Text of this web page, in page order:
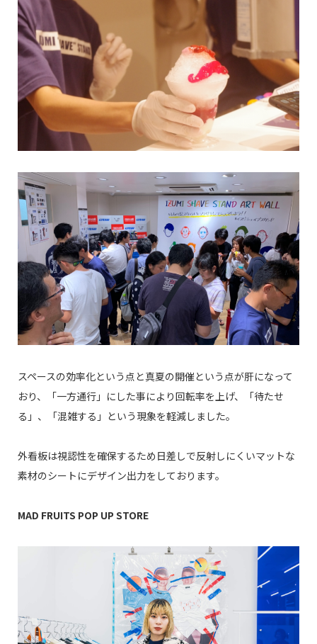
スペースの効率化という点と真夏の開催という点が肝になって
おり、「一方通行」にした事により回転率を上げ、「待たせ
る」、「混雑する」という現象を軽減しました。
外看板は視認性を確保するため日差しで反射しにくいマットな
素材のシートにデザイン出力をしております。
MAD FRUITS POP UP STORE